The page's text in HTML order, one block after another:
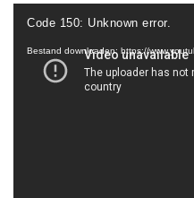
Videospeler
Code 150: Unknown error.
Bestand downloaden: https://